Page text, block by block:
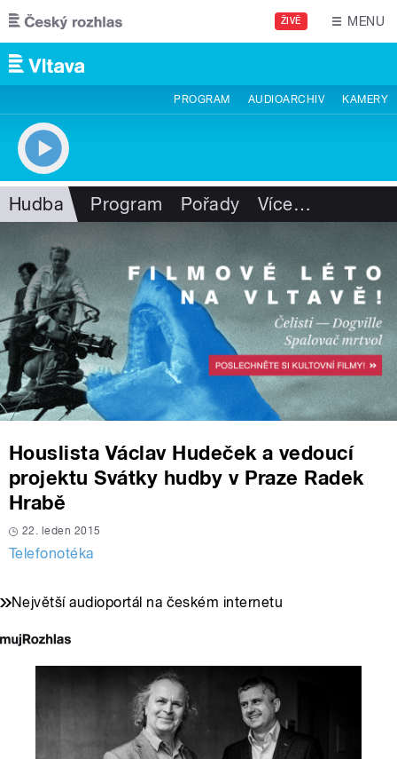
Přejít k hlavnímu obsahu
ŽIVĚ MENU
PROGRAM AUDIOARCHIV KAMERY
Hudba Program Pořady Více…
Houslista Václav Hudeček a vedoucí
projektu Svátky hudby v Praze Radek
Hrabě
22. leden 2015
Telefonotéka
Největší audioportál na českém internetu